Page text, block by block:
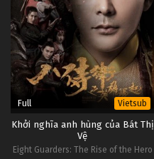
Full Vietsub
Khởi nghĩa anh hùng của Bát Thị
Vệ
Eight Guarders: The Rise of the Hero